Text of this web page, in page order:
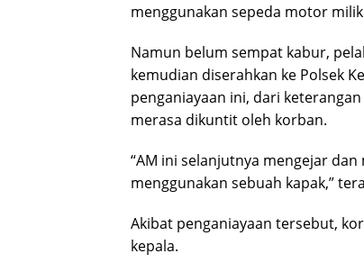
menggunakan sepeda motor
Namun belum sempat kabur,
kemudian diserahkan ke Polsek
penganiayaan ini, dari
merasa dikuntit oleh korban.
“AM ini selanjutnya mengejar
menggunakan sebuah kapak,”
Akibat penganiayaan tersebut,
kepala.